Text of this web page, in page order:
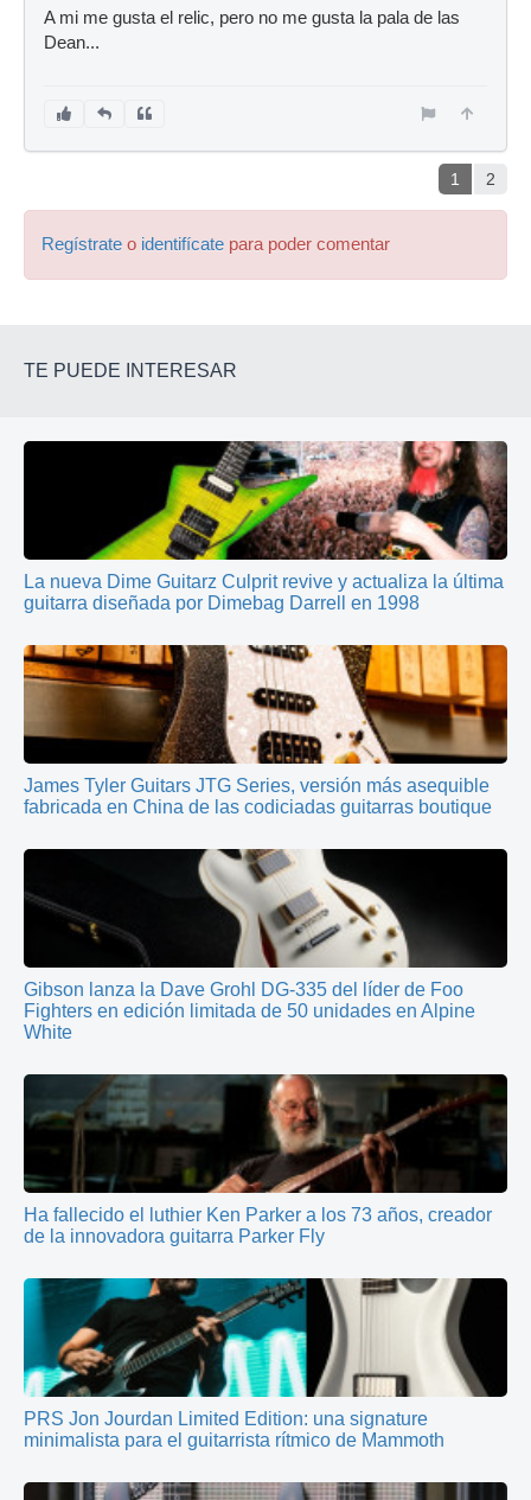
A mi me gusta el relic, pero no me gusta la pala de las
Dean...
1 2
Regístrate o identifícate para poder comentar
TE PUEDE INTERESAR
La nueva Dime Guitarz Culprit revive y actualiza la última
guitarra diseñada por Dimebag Darrell en 1998
James Tyler Guitars JTG Series, versión más asequible
fabricada en China de las codiciadas guitarras boutique
Gibson lanza la Dave Grohl DG-335 del líder de Foo
Fighters en edición limitada de 50 unidades en Alpine
White
Ha fallecido el luthier Ken Parker a los 73 años, creador
de la innovadora guitarra Parker Fly
PRS Jon Jourdan Limited Edition: una signature
minimalista para el guitarrista rítmico de Mammoth